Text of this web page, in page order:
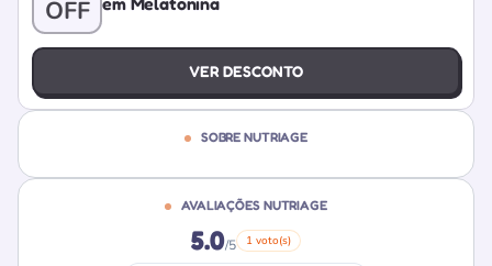
OFF
VER DESCONTO
SOBRE NUTRIAGE
AVALIAÇÕES NUTRIAGE
5.0/5 1 voto(s)